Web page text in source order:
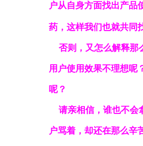
户从自身方面找出产品
药，这样我们也就共同
否则，又怎么解释那
用户使用效果不理想呢
呢？
请亲相信，谁也不会
户骂着，却还在那么辛